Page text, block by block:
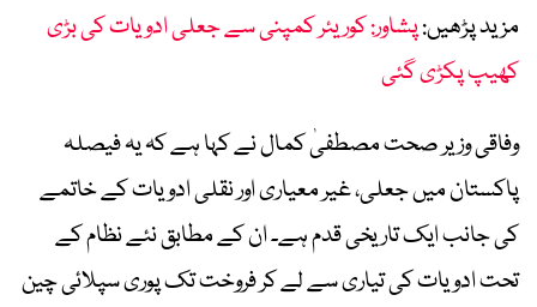
مزید پڑھیں:پشاور: کوریئر کمپنی سے جعلی ادویات کی بڑی
کھیپ پکڑی گئی
وفاقی وزیر صحت مصطفیٰ کمال نے کہا ہے کہ یہ فیصلہ
پاکستان میں جعلی، غیر معیاری اور نقلی ادویات کے خاتمے
کی جانب ایک تاریخی قدم ہے۔ ان کے مطابق نئے نظام کے
تحت ادویات کی تیاری سے لے کر فروخت تک پوری سپلائی چین